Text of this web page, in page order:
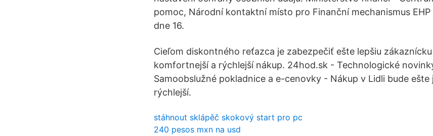
pomoc, Národní kontaktní místo pro Finanční mechanismus
dne 16.
Cieľom diskontného reťazca je zabezpečiť ešte lepšiu
komfortnejší a rýchlejší nákup. 24hod.sk - Technologické
Samoobslužné pokladnice a e-cenovky - Nákup v Lidli bude ešte
rýchlejší.
stáhnout sklápěč skokový start pro pc
240 pesos mxn na usd